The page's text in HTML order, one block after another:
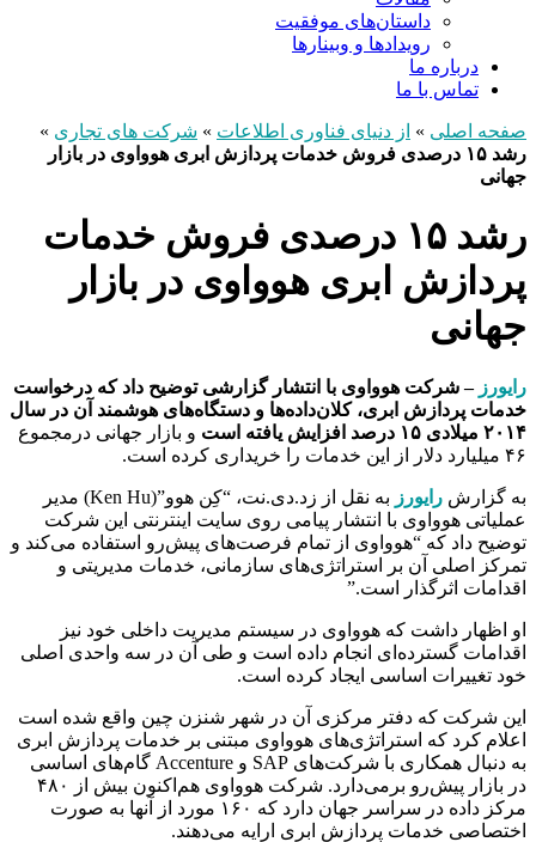
داستان‌های موفقیت
رویدادها و وبینارها
درباره ما
تماس با ما
صفحه اصلی » از دنیای فناوری اطلاعات » شرکت های تجاری »
رشد ۱۵ درصدی فروش خدمات پردازش ابری هوواوی در بازار
جهانی
رشد ۱۵ درصدی فروش خدمات
پردازش ابری هوواوی در بازار
جهانی
رایورز – شرکت هوواوی با انتشار گزارشی توضیح داد که درخواست
خدمات پردازش ابری، کلان‌داده‌ها و دستگاه‌های هوشمند آن در سال
۲۰۱۴ میلادی ۱۵ درصد افزایش یافته است
و بازار جهانی درمجموع
۴۶ میلیارد دلار از این خدمات را خریداری کرده است.
به گزارش رایورز
به نقل از زد.دی.نت، “کِن هوو”(Ken Hu) مدیر
عملیاتی هوواوی با انتشار پیامی روی سایت اینترنتی این شرکت
توضیح داد که “هوواوی از تمام فرصت‌های پیش‌رو استفاده می‌کند و
تمرکز اصلی آن بر استراتژی‌های سازمانی، خدمات مدیریتی و
اقدامات اثرگذار است.”
او اظهار داشت که هوواوی در سیستم مدیریت داخلی خود نیز
اقدامات گسترده‌ای انجام داده است و طی آن در سه واحدی اصلی
خود تغییرات اساسی ایجاد کرده است.
این شرکت که دفتر مرکزی آن در شهر شنزن چین واقع شده است
اعلام کرد که استراتژی‌های هوواوی مبتنی بر خدمات پردازش ابری
به دنبال همکاری با شرکت‌های SAP و Accenture گام‌های اساسی
در بازار پیش‌رو برمی‌دارد. شرکت هوواوی هم‌اکنون بیش از ۴۸۰
مرکز داده در سراسر جهان دارد که ۱۶۰ مورد از آنها به صورت
اختصاصی خدمات پردازش ابری ارایه می‌دهند.